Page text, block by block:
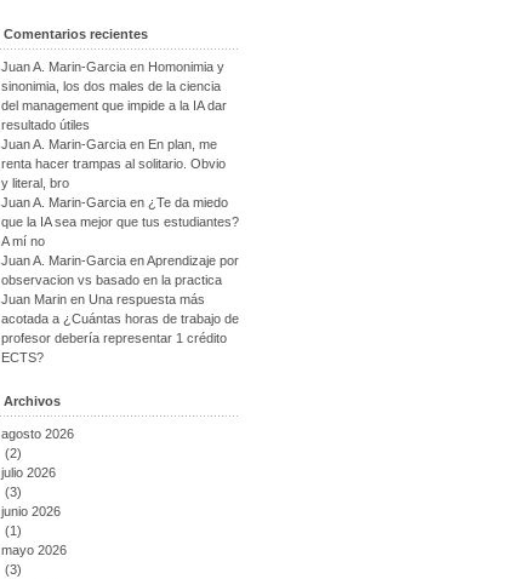
Comentarios recientes
Juan A. Marin-Garcia en Homonimia y
sinonimia, los dos males de la ciencia
del management que impide a la IA dar
resultado útiles
Juan A. Marin-Garcia en En plan, me
renta hacer trampas al solitario. Obvio
y literal, bro
Juan A. Marin-Garcia en ¿Te da miedo
que la IA sea mejor que tus estudiantes?
A mí no
Juan A. Marin-Garcia enAprendizaje por
observacion vs basado en la practica
Juan Marin en Una respuesta más
acotada a ¿Cuántas horas de trabajo de
profesor debería representar 1 crédito
ECTS?
Archivos
agosto 2026
(2)
julio 2026
(3)
junio 2026
(1)
mayo 2026
(3)